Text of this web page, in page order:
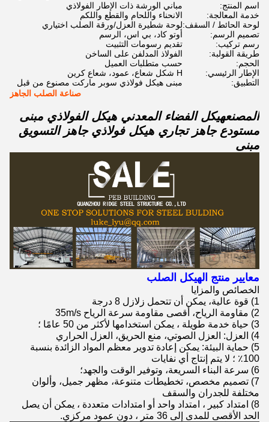
اسم المنتج:
مباني الورشة ذات الإطار الفولاذي
خدمة المعالجة:
الانحناء واللحام والقطع واللكم
لوحة الحائط / السقف:لوحة شطيرة العزل/ورقة الصلب اختياري
تصميم الرسم:
أوتو كاد، بي اس، الرسم
رسم تركيب:
تقديم رسومات التثبيت
طريقة القولبة:
الفولاذ المدلفن على الساخن
الحجم:
حسب متطلبات العميل
الإطار الرئيسي:
H شكل شعاع، عمود، شعاع كرين
التطبيق:
مبنى هيكل فولاذي سوبر ماركت مصنوع من قبل
صناعة الصلب الجاهز
المصنعهيكل الفضاء المعدني هيكل الفولاذي مبنى
مستودع جاهز تجاري هيكل فولاذي جاهز التسويق
مبنى
معايير منتج الهيكل الصلب
الخصائص والمزايا
1) قوة عالية، يمكن أن تتحمل زلازل 8 درجة
2) مقاومة الرياح، أقصى مقاومة سرعة الرياح 35m/s
3) حياة خدمة طويلة ، يمكن استخدامها لأكثر من 50 عامًا ؛
4) العزل: العزل الصوتي، منع الحريق، العزل الحراري
5) حماية البيئة: يمكن إعادة تدوير معظم المواد الزائدة بنسبة
100٪ ؛ لا يتم إنتاج أي نفايات
6) سرعة البناء السريعة، وتوفير الوقت والجهد؛
7) تصميم مخصص، تخطيطات متنوعة، مظهر جميل، وألوان
مختلفة للجدران والسقف
8) امتداد كبير ، امتداد واحد أو امتدادات متعددة ، يمكن أن يصل
الحد الأقصى للمدى إلى 36 متر ، دون عمود مركزي.